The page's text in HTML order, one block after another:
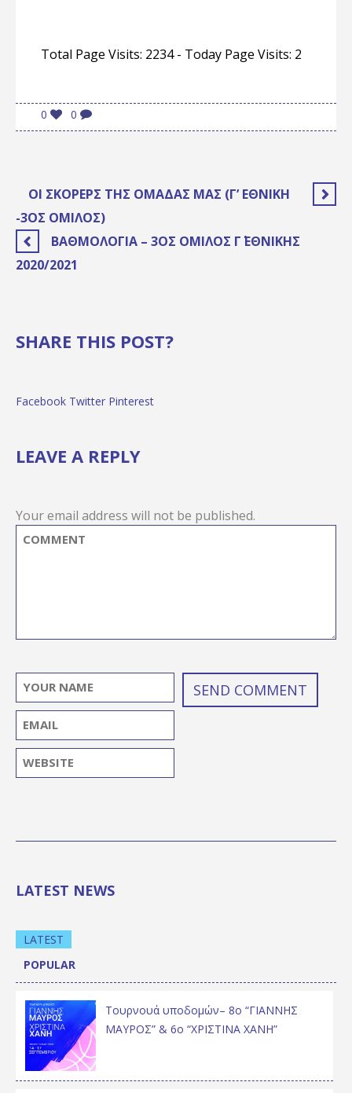
Total Page Visits: 2234 - Today Page Visits: 2
0
0
ΟΙ ΣΚΌΡΕΡΣ ΤΗΣ ΟΜΆΔΑΣ ΜΑΣ (Γ’ ΕΘΝΙΚΉ
-3ΟΣ ΌΜΙΛΟΣ)
ΒΑΘΜΟΛΟΓΊΑ – 3ΟΣ ΌΜΙΛΟΣ Γ΄ ΕΘΝΙΚΉΣ
2020/2021
SHARE THIS POST?
Facebook Twitter Pinterest
LEAVE A REPLY
Your email address will not be published.
LATEST NEWS
LATEST
POPULAR
Τουρνουά υποδομών– 8ο “ΓΙΑΝΝΗΣ
ΜΑΥΡΟΣ” & 6ο “ΧΡΙΣΤΙΝΑ ΧΑΝΗ”